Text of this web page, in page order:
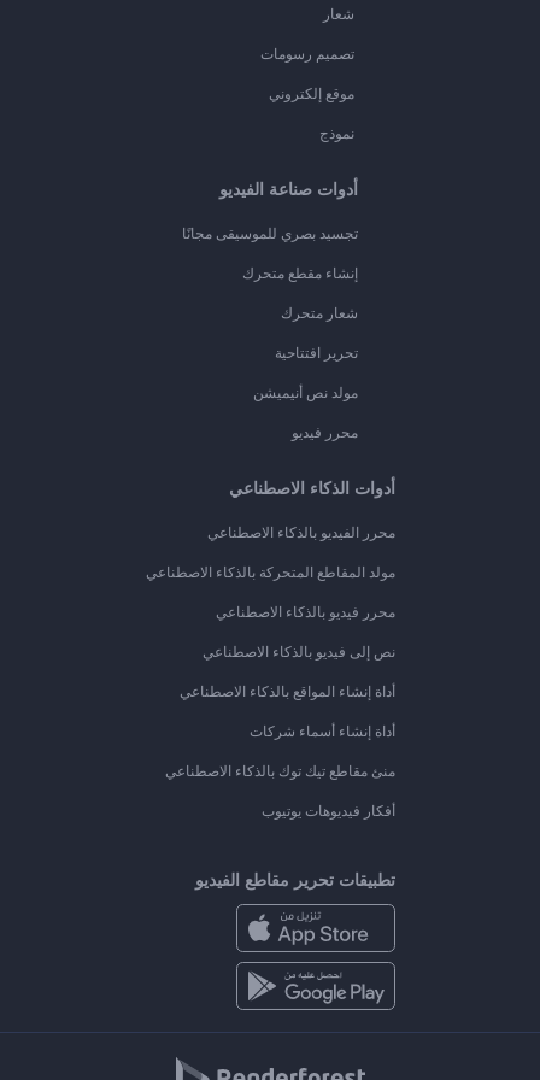
شعار
تصميم رسومات
موقع إلكتروني
نموذج
أدوات صناعة الفيديو
تجسيد بصري للموسيقى مجانًا
إنشاء مقطع متحرك
شعار متحرك
تحرير افتتاحية
مولد نص أنيميشن
محرر فيديو
أدوات الذكاء الاصطناعي
محرر الفيديو بالذكاء الاصطناعي
مولد المقاطع المتحركة بالذكاء الاصطناعي
محرر فيديو بالذكاء الاصطناعي
نص إلى فيديو بالذكاء الاصطناعي
أداة إنشاء المواقع بالذكاء الاصطناعي
أداة إنشاء أسماء شركات
منئ مقاطع تيك توك بالذكاء الاصطناعي
أفكار فيديوهات يوتيوب
تطبيقات تحرير مقاطع الفيديو